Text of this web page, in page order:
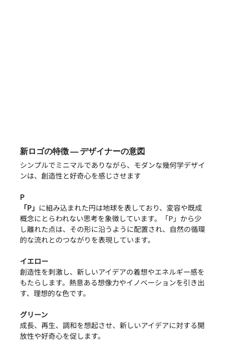
新ロゴの特徴 ― デザイナーの意図
シンプルでミニマルでありながら、モダンな幾何学デザイ
ンは、創造性と好奇心を感じさせます
P
「P」 に組み込まれた円は地球を表しており、変容や既成
概念にとらわれない思考を象徴しています。「P」から少
し離れた点は、その形に沿うように配置され、自然の循環
的な流れとのつながりを表現しています。
イエロー
創造性を刺激し、新しいアイデアの着想やエネルギー感を
もたらします。熱意ある想像力やイノベーションを引き出
す、理想的な色です。
グリーン
成長、再生、調和を想起させ、新しいアイデアに対する開
放性や好奇心を促します。